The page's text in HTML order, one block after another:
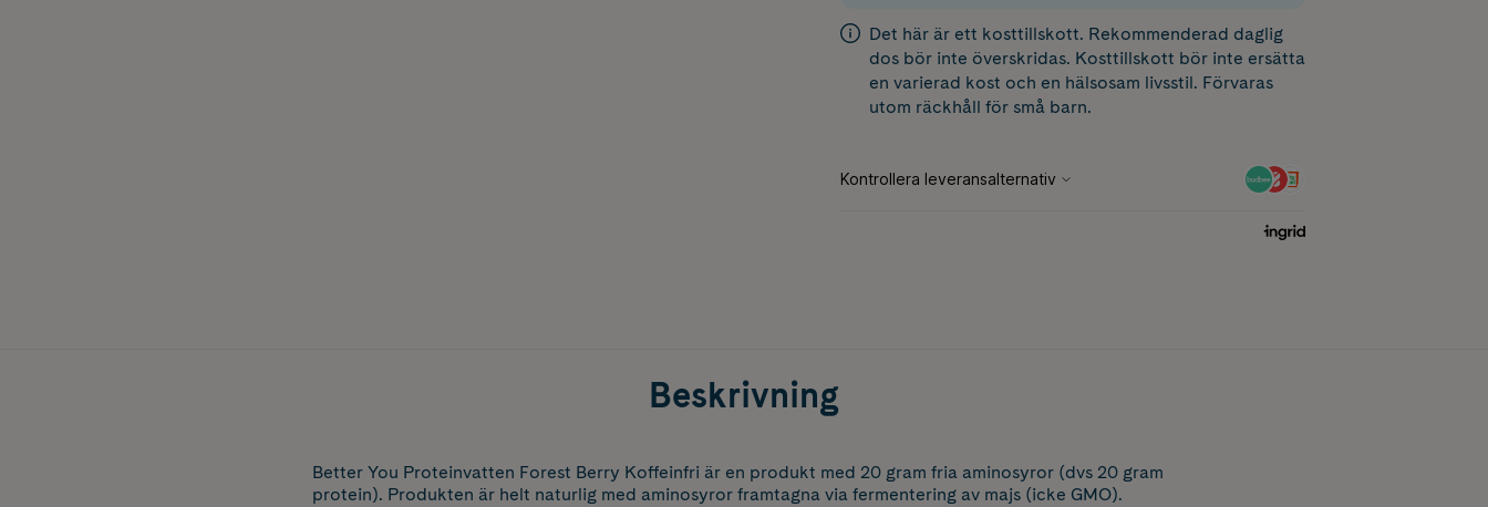
Det här är ett kosttillskott. Rekommenderad daglig
dos bör inte överskridas. Kosttillskott bör inte ersätta
en varierad kost och en hälsosam livsstil. Förvaras
utom räckhåll för små barn.
Beskrivning
Better You Proteinvatten Forest Berry Koffeinfri är en produkt med 20 gram fria aminosyror (dvs 20 gram
protein). Produkten är helt naturlig med aminosyror framtagna via fermentering av majs (icke GMO).